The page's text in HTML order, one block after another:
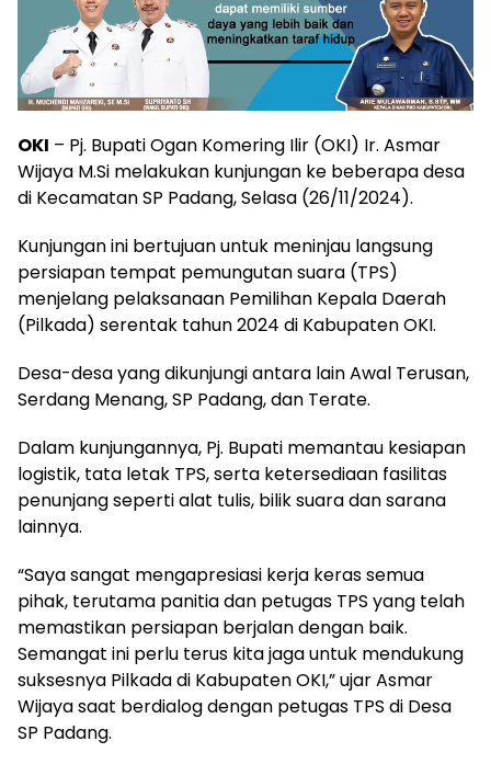
OKI – Pj. Bupati Ogan Komering Ilir (OKI) Ir. Asmar
Wijaya M.Si melakukan kunjungan ke beberapa desa
di Kecamatan SP Padang, Selasa (26/11/2024).
Kunjungan ini bertujuan untuk meninjau langsung
persiapan tempat pemungutan suara (TPS)
menjelang pelaksanaan Pemilihan Kepala Daerah
(Pilkada) serentak tahun 2024 di Kabupaten OKI.
Desa-desa yang dikunjungi antara lain Awal Terusan,
Serdang Menang, SP Padang, dan Terate.
Dalam kunjungannya, Pj. Bupati memantau kesiapan
logistik, tata letak TPS, serta ketersediaan fasilitas
penunjang seperti alat tulis, bilik suara dan sarana
lainnya.
“Saya sangat mengapresiasi kerja keras semua
pihak, terutama panitia dan petugas TPS yang telah
memastikan persiapan berjalan dengan baik.
Semangat ini perlu terus kita jaga untuk mendukung
suksesnya Pilkada di Kabupaten OKI,” ujar Asmar
Wijaya saat berdialog dengan petugas TPS di Desa
SP Padang.